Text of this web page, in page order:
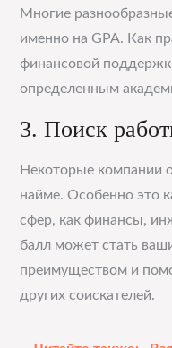
Многие
именно на GPA. Как
финансовой
определенным
3. Поиск
Некоторые компании
найме. Особенно это
сфер, как финансы,
балл может стать
преимуществом и
других соискателей.